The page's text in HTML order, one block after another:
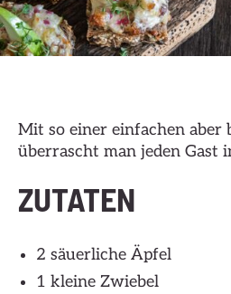
Mit so einer einfachen aber
überrascht man jeden Gast
ZUTATEN
2 säuerliche Äpfel
1 kleine Zwiebel